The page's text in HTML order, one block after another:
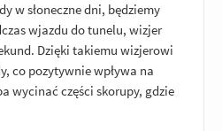
w słoneczne dni, będziemy
wjazdu do tunelu, wizjer
Dzięki takiemu wizjerowi
co pozytywnie wpływa na
wycinać części skorupy, gdzie